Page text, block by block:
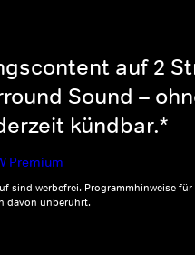
auf 2
Sound –
kündbar.*
Premium
sind werbefrei. Programmhinweise
davon unberührt.